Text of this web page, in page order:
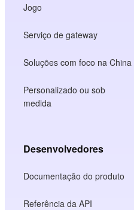
Jogo
Serviço de gateway
Soluções com foco na China
Personalizado ou sob
medida
Desenvolvedores
Documentação do produto
Referência da API